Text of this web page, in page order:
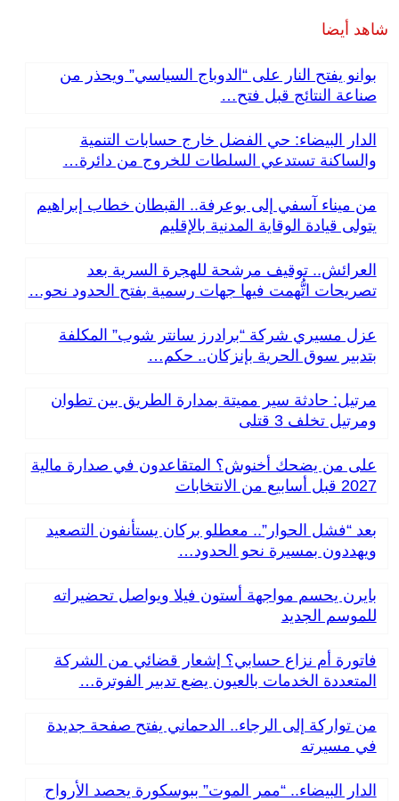
شاهد أيضا
بوانو يفتح النار على “الدوباج السياسي” ويحذر من
صناعة النتائج قبل فتح…
الدار البيضاء: حي الفضل خارج حسابات التنمية
والساكنة تستدعي السلطات للخروج من دائرة…
من ميناء آسفي إلى بوعرفة.. القبطان خطاب إبراهيم
يتولى قيادة الوقاية المدنية بالإقليم
العرائش.. توقيف مرشحة للهجرة السرية بعد
تصريحات اتُّهمت فيها جهات رسمية بفتح الحدود نحو…
عزل مسيري شركة “برادرز سانتر شوب” المكلفة
بتدبير سوق الحرية بإنزكان.. حكم…
مرتيل: حادثة سير مميتة بمدارة الطريق بين تطوان
ومرتيل تخلف 3 قتلى
على من يضحك أخنوش؟ المتقاعدون في صدارة مالية
2027 قبل أسابيع من الانتخابات
بعد “فشل الحوار”.. معطلو بركان يستأنفون التصعيد
ويهددون بمسيرة نحو الحدود…
بايرن يحسم مواجهة أستون فيلا ويواصل تحضيراته
للموسم الجديد
فاتورة أم نزاع حسابي؟ إشعار قضائي من الشركة
المتعددة الخدمات بالعيون يضع تدبير الفوترة…
من تواركة إلى الرجاء.. الدحماني يفتح صفحة جديدة
في مسيرته
الدار البيضاء.. “ممر الموت” ببوسكورة يحصد الأرواح